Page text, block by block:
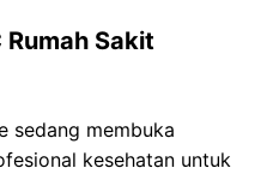
Rumah Sakit
sedang membuka
kesehatan untuk